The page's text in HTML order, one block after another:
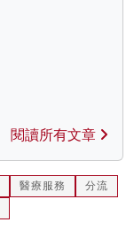
閱讀所有文章
醫療服務
分流